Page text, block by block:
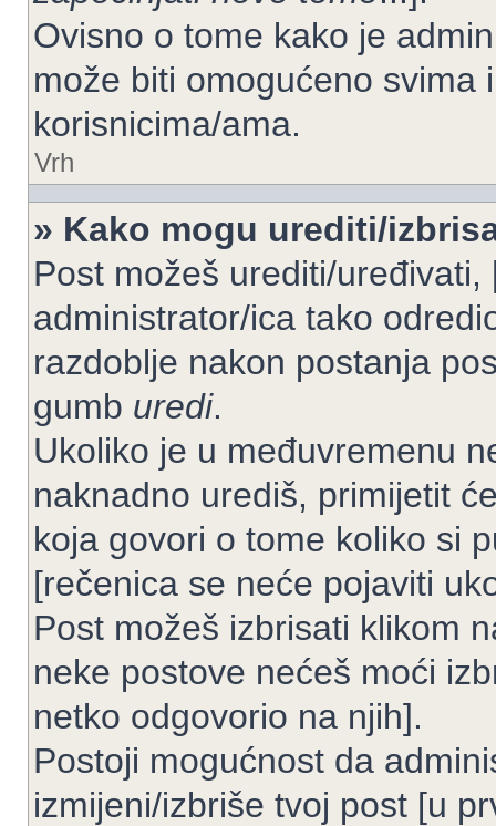
Ovisno o tome kako je
može biti omogućeno svima
korisnicima/ama.
Vrh
» Kako mogu urediti/
Post možeš urediti/
administrator/ica tako
razdoblje nakon postanja
gumb uredi.
Ukoliko je u međuvremenu
naknadno urediš, primijetit
koja govori o tome koliko si
[rečenica se neće pojaviti
Post možeš izbrisati klikom
neke postove nećeš moći
netko odgovorio na njih].
Postoji mogućnost da
izmijeni/izbriše tvoj post [u